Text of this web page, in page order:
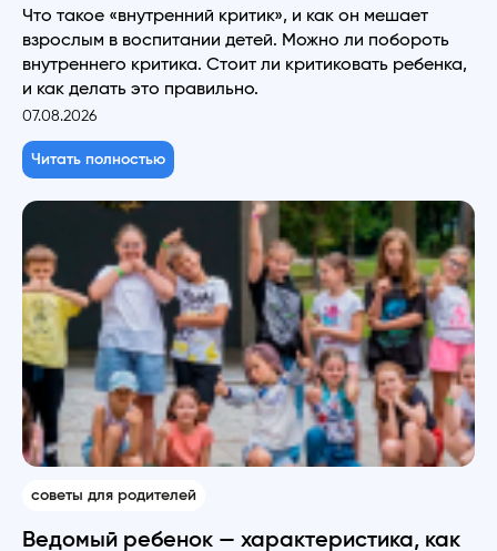
Что такое «внутренний критик», и как он мешает
взрослым в воспитании детей. Можно ли побороть
внутреннего критика. Стоит ли критиковать ребенка,
и как делать это правильно.
07.08.2026
Читать полностью
советы для родителей
Ведомый ребенок — характеристика, как